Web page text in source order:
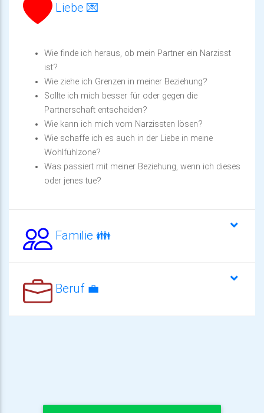
Liebe 💌
Wie finde ich heraus, ob mein Partner ein Narzisst
ist?
Wie ziehe ich Grenzen in meiner Beziehung?
Sollte ich mich besser für oder gegen die
Partnerschaft entscheiden?
Wie kann ich mich vom Narzissten lösen?
Wie schaffe ich es auch in der Liebe in meine
Wohlfühlzone?
Was passiert mit meiner Beziehung, wenn ich dieses
oder jenes tue?
Familie 👪
Beruf 💼